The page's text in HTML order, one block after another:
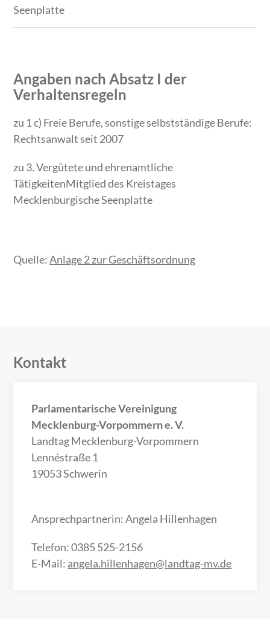
Seenplatte
Angaben nach Absatz I der
Verhaltensregeln
zu 1 c) Freie Berufe, sonstige selbstständige Berufe:
Rechtsanwalt seit 2007
zu 3. Vergütete und ehrenamtliche
TätigkeitenMitglied des Kreistages
Mecklenburgische Seenplatte
Quelle:Anlage 2 zur Geschäftsordnung
Kontakt
Parlamentarische Vereinigung
Mecklenburg-Vorpommern e. V.
Landtag Mecklenburg-Vorpommern
Lennéstraße 1
19053 Schwerin
Ansprechpartnerin: Angela Hillenhagen
Telefon: 0385 525-2156
E-Mail: angela.hillenhagen@landtag-mv.de